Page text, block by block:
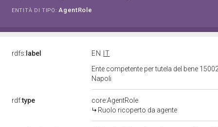
ENTITÀ DI TIPO: AgentRole
rdfs: label EN
IT
Ente competente per tutela del bene
Napoli
rdf:type
core:AgentRole
Ruolo ricoperto da agente